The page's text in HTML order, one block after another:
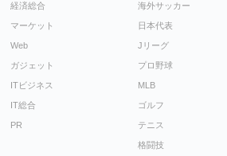
経済総合
マーケット
Web
ガジェット
ITビジネス
IT総合
PR
海外サッカー
日本代表
Jリーグ
プロ野球
MLB
ゴルフ
テニス
格闘技